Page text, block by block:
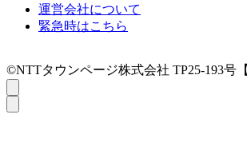
運営会社について
緊急時はこちら
©NTTタウンページ株式会社 TP25-193号【